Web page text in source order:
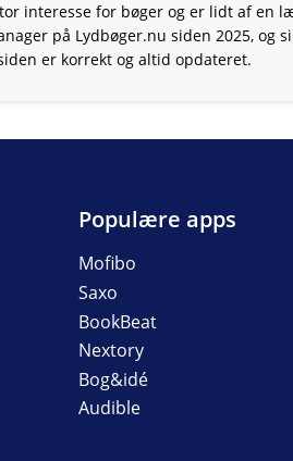
interesse for bøger og er lidt af en
på Lydbøger.nu siden 2025, og
er korrekt og altid opdateret.
Populære apps
Mofibo
Saxo
BookBeat
Nextory
Bog&idé
Audible